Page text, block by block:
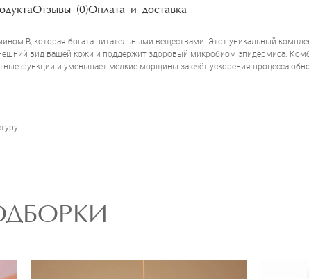
НАПИСАТЬ ОТЗЫВ
Отзывы (0)Оплата и доставка
В, которая богата питательными веществами. Этот уникальный
вид вашей кожи и поддержит здоровый микробиом эпидермиса.
функции и уменьшает мелкие морщины за счёт ускорения процесса